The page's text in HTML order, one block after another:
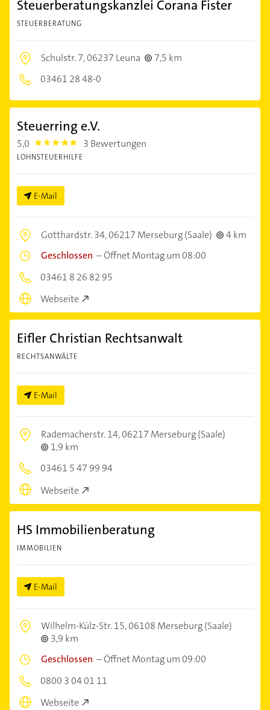
Steuerberatungskanzlei Corana Fister
STEUERBERATUNG
Schulstr. 7,06237 Leuna
7,5 km
03461 28 48-0
Steuerring e.V.
5,0 5.0 3 Bewertungen
LOHNSTEUERHILFE
E-Mail
Gotthardstr. 34,06217 Merseburg (Saale)
4 km
Geschlossen –Öffnet Montag um 08:00
03461 8 26 82 95
Webseite
Eifler Christian Rechtsanwalt
RECHTSANWÄLTE
E-Mail
Rademacherstr. 14,06217 Merseburg (Saale)
1,9 km
03461 5 47 99 94
Webseite
HS Immobilienberatung
IMMOBILIEN
E-Mail
Wilhelm-Külz-Str. 15,06108 Merseburg (Saale)
3,9 km
Geschlossen –Öffnet Montag um 09:00
0800 3 04 01 11
Webseite